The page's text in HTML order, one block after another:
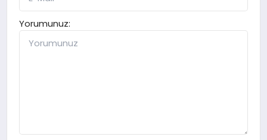
Yorumunuz: